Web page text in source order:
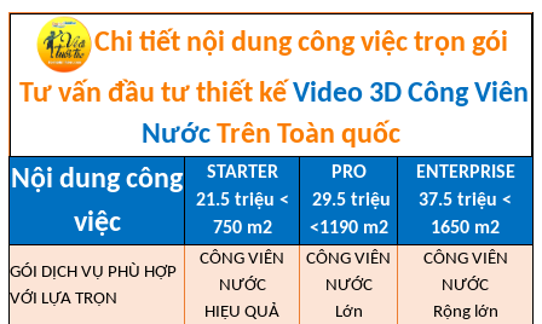
Chi tiết nội dung công việc trọn gói
Tư vấn đầu tư thiết kế Video 3D Công Viên
Nước Trên Toàn quốc
Nội dung công
việc
STARTER
21.5 triệu <
750 m2
PRO
29.5 triệu
<1190 m2
ENTERPRISE
37.5 triệu <
1650 m2
GÓI DỊCH VỤ PHÙ HỢP
VỚI LỰA TRỌN
CÔNG VIÊN
NƯỚC
HIỆU QUẢ
CÔNG VIÊN
NƯỚC
Lớn
CÔNG VIÊN
NƯỚC
Rộng lớn